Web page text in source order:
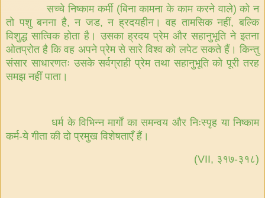
सच्चे निष्काम कर्मी(बिना कामना के काम करने वाले)को न
तो पशु बनना है,न जड,न ह्रदयहीन। वह तामसिक नहीं,बल्कि
विशुद्ध सात्विक होता है। उसका ह्रदय प्रेम और सहानुभूति ने इतना
ओतप्रोत है कि वह अपने प्रेम से सारे विश्व को लपेट सकते हैं। किन्तु
संसार साधारणतः उसके सर्वग्राही प्रेम तथा सहानुभूति को पूरी तरह
समझ नहीं पाता।
धर्म के विभिन्न मार्गों का समन्वय और निःस्पृह या निष्काम
कर्म-ये गीता की दो प्रमुख विशेषताएँ हैं।
(VII, ३१७-३१८)